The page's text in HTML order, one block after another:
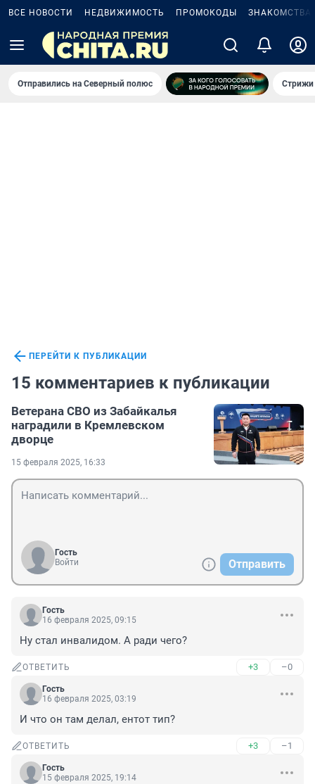
ВСЕ НОВОСТИ НЕДВИЖИМОСТЬ ПРОМОКОДЫ ЗНАКОМСТВА
Отправились на Северный полюс Стрижи
ПЕРЕЙТИ К ПУБЛИКАЦИИ
15 комментариев к публикации
Ветерана СВО из Забайкалья
наградили в Кремлевском
дворце
15 февраля 2025, 16:33
Гость
Войти
Отправить
Гость
16 февраля 2025, 09:15
Ну стал инвалидом. А ради чего?
ОТВЕТИТЬ +3 –0
Гость
16 февраля 2025, 03:19
И что он там делал, ентот тип?
ОТВЕТИТЬ +3 –1
Гость
15 февраля 2025, 19:14